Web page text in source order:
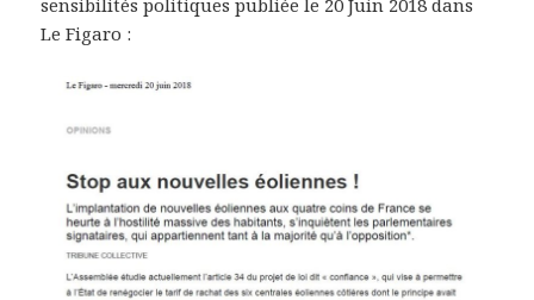
Le Figaro :